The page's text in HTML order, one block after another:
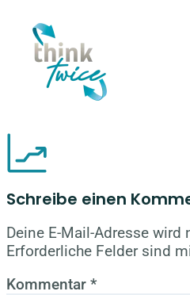
Schreibe einen
Deine E-Mail-Adresse
Erforderliche Felder sind
Kommentar *